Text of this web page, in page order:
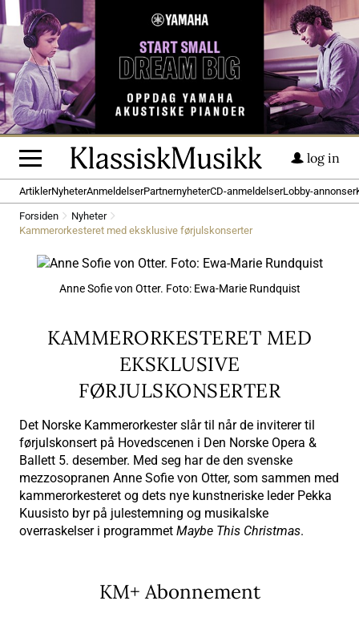
log in
ArtiklerNyheterAnmeldelserPartnernyheterCD-anmeldelserLobby-annonser
Forsiden
Nyheter
Kammerorkesteret med eksklusive førjulskonserter
Anne Sofie von Otter. Foto: Ewa-Marie Rundquist
KAMMERORKESTERET MED
EKSKLUSIVE
FØRJULSKONSERTER
Det Norske Kammerorkester slår til når de inviterer til
førjulskonsert på Hovedscenen i Den Norske Opera &
Ballett 5. desember. Med seg har de den svenske
mezzosopranen Anne Sofie von Otter, som sammen med
kammerorkesteret og dets nye kunstneriske leder Pekka
Kuusisto byr på julestemning og musikalske
overraskelser i programmet Maybe This Christmas.
KM+ Abonnement